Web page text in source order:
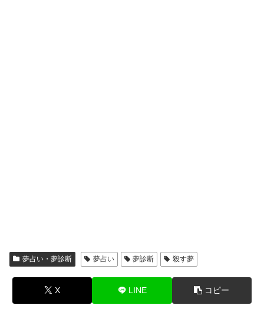
夢占い・夢診断 夢占い 夢診断 殺す夢
X LINE コピー